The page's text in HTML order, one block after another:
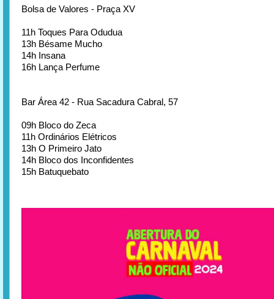
Bolsa de Valores - Praça XV
11h Toques Para Odudua
13h Bésame Mucho
14h Insana
16h Lança Perfume
Bar Área 42 - Rua Sacadura Cabral, 57
09h Bloco do Zeca
11h Ordinários Elétricos
13h O Primeiro Jato
14h Bloco dos Inconfidentes
15h Batuquebato